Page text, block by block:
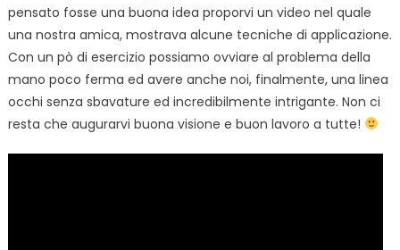
pensato fosse una buona idea proporvi un video nel quale
una nostra amica, mostrava alcune tecniche di applicazione.
Con un pò di esercizio possiamo ovviare al problema della
mano poco ferma ed avere anche noi, finalmente, una linea
occhi senza sbavature ed incredibilmente intrigante. Non ci
resta che augurarvi buona visione e buon lavoro a tutte!